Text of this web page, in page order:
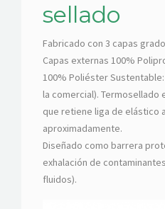
sellado
Fabricado con 3 capas
Capas externas 100%
100% Poliéster
la comercial). Termosellado
que retiene liga de elástico
aproximadamente.
Diseñado como barrera
exhalación de
fluidos).